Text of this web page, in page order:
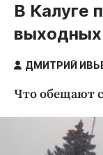
Новости
Статьи
Народные
Авто и
Криминал
Культура
В Калуге
выходных
ДМИТРИЙ
Что обещают